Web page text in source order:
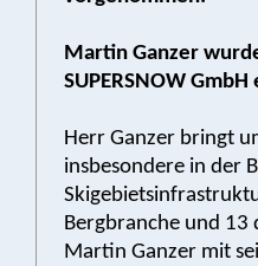
Martin Ganzer
SUPERSNOW
Herr Ganzer bringt
insbesondere in der
Bergbranche und 13
Martin Ganzer mit